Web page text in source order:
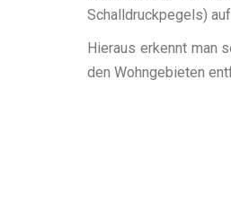
Schalldruckpegels)
Hieraus erkennt man
den Wohngebieten